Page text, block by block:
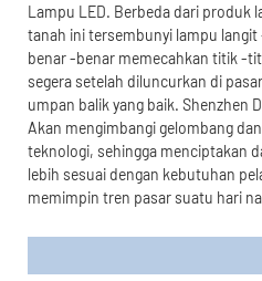
Lampu LED. Berbeda dari produk
tanah ini tersembunyi lampu langit
benar -benar memecahkan titik -
segera setelah diluncurkan di
umpan balik yang baik. Shenzhen
Akan mengimbangi gelombang
teknologi, sehingga menciptakan
lebih sesuai dengan kebutuhan
memimpin tren pasar suatu hari